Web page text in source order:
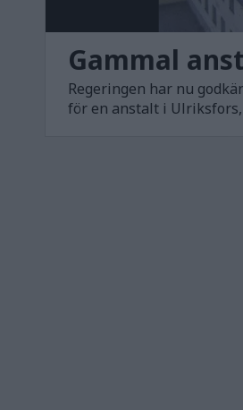
Gammal
Regeringen har nu
för en anstalt i